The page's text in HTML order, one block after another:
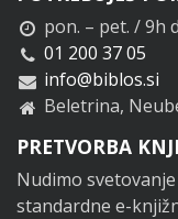
pon. – pet. / 9h
01 200 37 05
info@biblos.si
Beletrina,
PRETVORBA
Nudimo
standardne e-